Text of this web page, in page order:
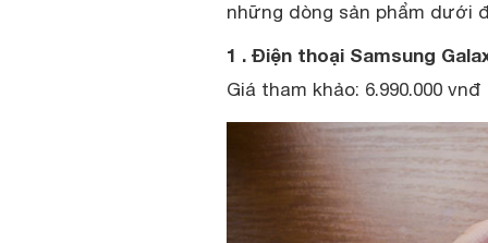
những dòng sản phẩm dưới
1 . Điện thoại Samsung
Giá tham khảo: 6.990.000 vnđ